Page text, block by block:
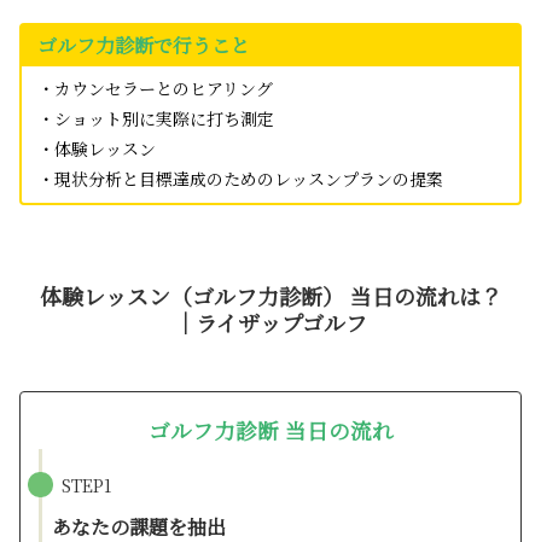
ゴルフ力診断で行うこと
・カウンセラーとのヒアリング
・ショット別に実際に打ち測定
・体験レッスン
・現状分析と目標達成のためのレッスンプランの提案
体験レッスン（ゴルフ力診断） 当日の流れは？
｜ライザップゴルフ
ゴルフ力診断 当日の流れ
STEP1
あなたの課題を抽出